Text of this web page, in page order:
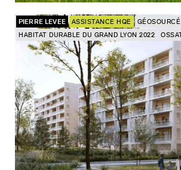
PIERRE LEVEE ASSISTANCE HQE
GÉOSOURCÉ
HABITAT DURABLE DU GRAND LYON 2022